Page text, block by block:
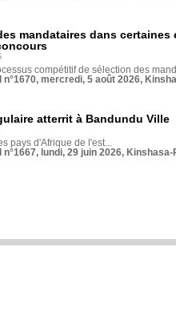
mandataires dans
compétitif de sélection des
n°1670, mercredi, 5 août 2026,
atterrit à Bandundu Ville
pays d'Afrique de l'est...
n°1667, lundi, 29 juin 2026,